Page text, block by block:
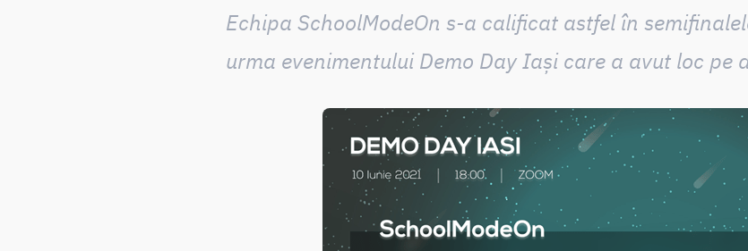
Echipa SchoolModeOn s-a calificat astfel în
urma evenimentului Demo Day Iași care a avut loc pe